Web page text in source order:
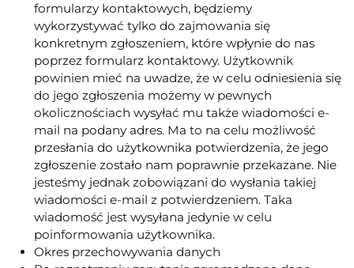
formularzy kontaktowych, będziemy
wykorzystywać tylko do zajmowania się
konkretnym zgłoszeniem, które wpłynie do nas
poprzez formularz kontaktowy. Użytkownik
powinien mieć na uwadze, że w celu odniesienia się
do jego zgłoszenia możemy w pewnych
okolicznościach wysyłać mu także wiadomości e-
mail na podany adres. Ma to na celu możliwość
przesłania do użytkownika potwierdzenia, że jego
zgłoszenie zostało nam poprawnie przekazane. Nie
jesteśmy jednak zobowiązani do wysłania takiej
wiadomości e-mail z potwierdzeniem. Taka
wiadomość jest wysyłana jedynie w celu
poinformowania użytkownika.
Okres przechowywania danych